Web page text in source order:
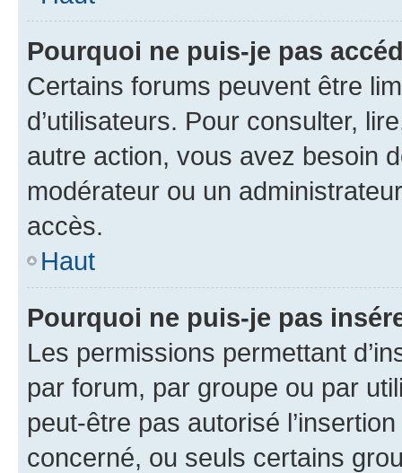
Pourquoi ne puis-je pas
Certains forums peuvent être
d’utilisateurs. Pour consulter,
autre action, vous avez besoin
modérateur ou un
accès.
Haut
Pourquoi ne puis-je pas
Les permissions permettant
par forum, par groupe ou par
peut-être pas autorisé
concerné, ou seuls certains